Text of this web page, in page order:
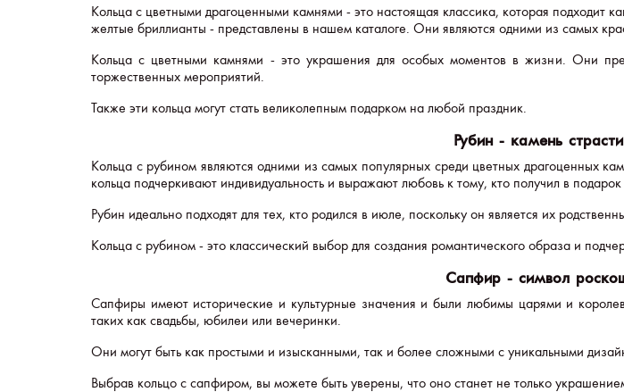
Кольца с цветными драгоценными камнями - это настоящая классика, которая подходит
желтые бриллианты - представлены в нашем каталоге. Они являются одними из самых
Кольца с цветными камнями - это украшения для особых моментов в жизни. Они
торжественных мероприятий.
Также эти кольца могут стать великолепным подарком на любой праздник.
Рубин - камень
Кольца с рубином являются одними из самых популярных среди цветных драгоценных
кольца подчеркивают индивидуальность и выражают любовь к тому, кто получил в
Рубин идеально подходят для тех, кто родился в июле, поскольку он является их
Кольца с рубином - это классический выбор для создания романтического образа и
Сапфир - символ
Сапфиры имеют исторические и культурные значения и были любимы царями и
таких как свадьбы, юбилеи или вечеринки.
Они могут быть как простыми и изысканными, так и более сложными с уникальными
Выбрав кольцо с сапфиром, вы можете быть уверены, что оно станет не только